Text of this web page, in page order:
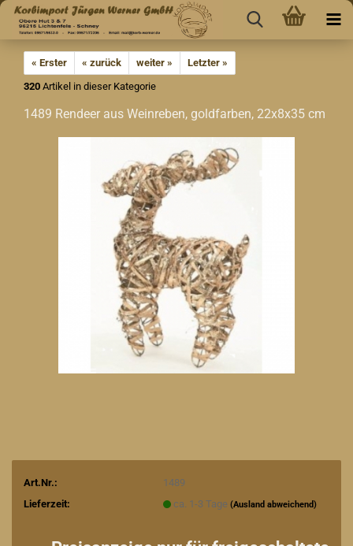
« Erster « zurück weiter »
Letzter »
320 Artikel in dieser Kategorie
1489 Rendeer aus Weinreben, goldfarben, 22x8x35 cm
Art.Nr.:
1489
Lieferzeit:
ca. 1-3 Tage (Ausland abweichend)